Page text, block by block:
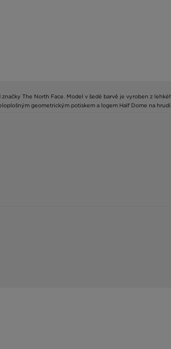
The North Face. Model v šedé barvě je vyroben z
geometrickým potiskem a logem Half Dome na hrudi